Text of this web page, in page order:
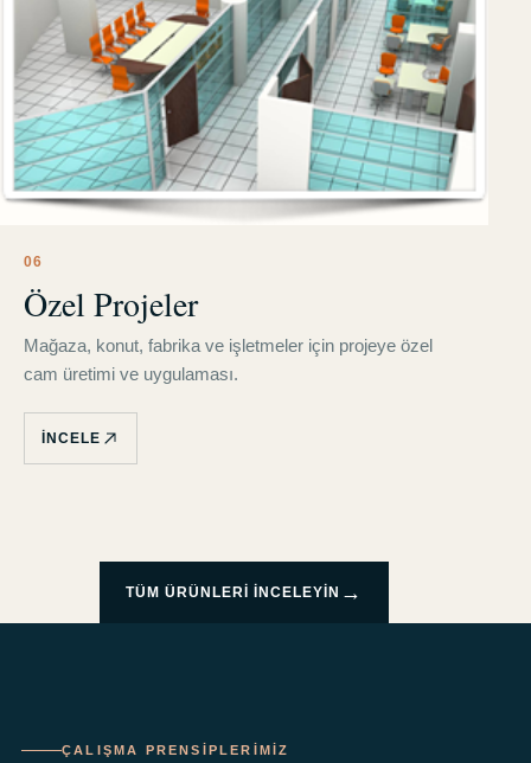
06
Özel Projeler
Mağaza, konut, fabrika ve işletmeler için projeye özel
cam üretimi ve uygulaması.
İNCELE
TÜM ÜRÜNLERI INCELEYIN →
ÇALIŞMA PRENSIPLERIMIZ